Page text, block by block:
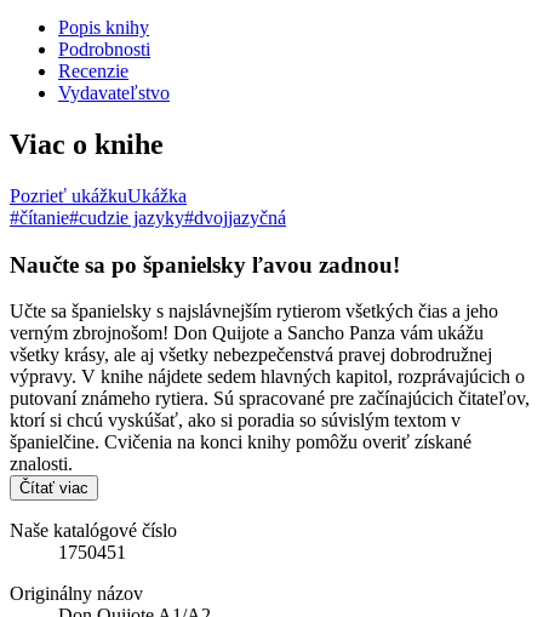
Popis knihy
Podrobnosti
Recenzie
Vydavateľstvo
Viac o knihe
Pozrieť ukážkuUkážka
#čítanie#cudzie jazyky#dvojjazyčná
Naučte sa po španielsky ľavou zadnou!
Učte sa španielsky s najslávnejším rytierom všetkých čias a jeho
verným zbrojnošom! Don Quijote a Sancho Panza vám ukážu
všetky krásy, ale aj všetky nebezpečenstvá pravej dobrodružnej
výpravy. V knihe nájdete sedem hlavných kapitol, rozprávajúcich o
putovaní známeho rytiera. Sú spracované pre začínajúcich čitateľov,
ktorí si chcú vyskúšať, ako si poradia so súvislým textom v
španielčine. Cvičenia na konci knihy pomôžu overiť získané
znalosti.
Čítať viac
Naše katalógové číslo
1750451
Originálny názov